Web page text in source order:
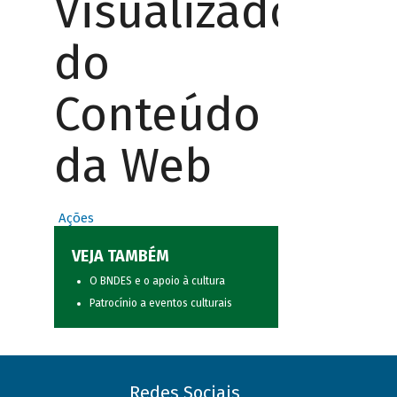
Visualizador
do
Conteúdo
da Web
Ações
VEJA TAMBÉM
O BNDES e o apoio à cultura
Patrocínio a eventos culturais
Redes Sociais